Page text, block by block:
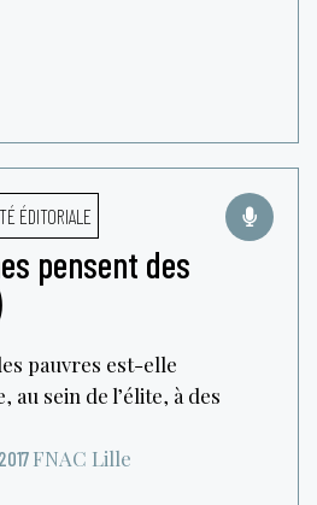
ÉDITORIALE
pensent des
pauvres est-elle
au sein de l’élite, à des
FNAC Lille